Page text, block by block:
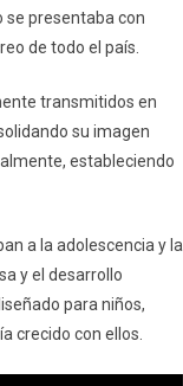
se presentaba con
de todo el país.
transmitidos en
su imagen
estableciendo
a la adolescencia y la
y el desarrollo
para niños,
crecido con ellos.